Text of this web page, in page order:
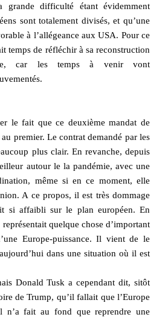
grande difficulté étant évidemment
sont totalement divisés, et qu’une
à l’allégeance aux USA. Pour ce
temps de réfléchir à sa reconstruction
car les temps à venir vont
le fait que ce deuxième mandat de
premier. Le contrat demandé par les
plus clair. En revanche, depuis
autour le la pandémie, avec une
même si en ce moment, elle
A ce propos, il est très dommage
si affaibli sur le plan européen. En
quelque chose d’important
Europe-puissance. Il vient de le
dans une situation où il est
Donald Tusk a cependant dit, sitôt
de Trump, qu’il fallait que l’Europe
n’a fait au fond que reprendre une